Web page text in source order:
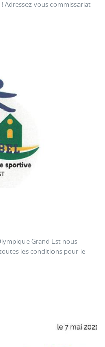
Adressez-vous commissariat
Grand Est nous
les conditions pour le